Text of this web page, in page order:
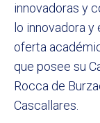
innovadoras y
lo innovadora
oferta
que posee su
Rocca de
Cascallares.